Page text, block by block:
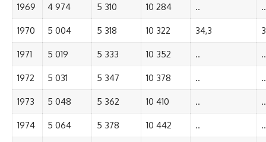
1969 4 974 5 310 10 284 .. ..
1970 5 004 5 318 10 322 34,3
1971 5 019 5 333 10 352 .. ..
1972 5 031 5 347 10 378 .. ..
1973 5 048 5 362 10 410 .. ..
1974 5 064 5 378 10 442 .. ..